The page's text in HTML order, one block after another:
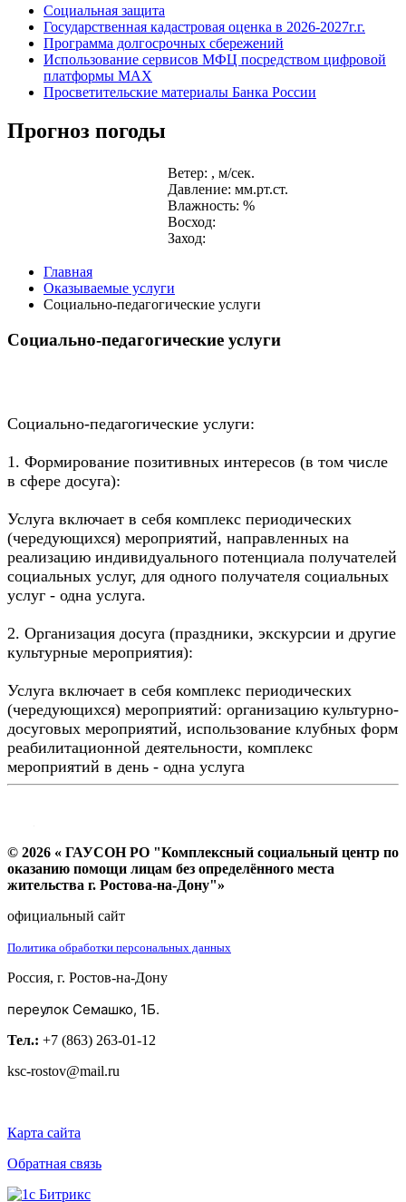
Социальная защита
Государственная кадастровая оценка в 2026-2027г.г.
Программа долгосрочных сбережений
Использование сервисов МФЦ посредством цифровой
платформы MAX
Просветительские материалы Банка России
Прогноз погоды
Ветер: , м/сек.
Давление: мм.рт.ст.
Влажность: %
Восход:
Заход:
Главная
Оказываемые услуги
Социально-педагогические услуги
Социально-педагогические услуги
Социально-педагогические услуги:
1. Формирование позитивных интересов (в том числе
в сфере досуга):
Услуга включает в себя комплекс периодических
(чередующихся) мероприятий, направленных на
реализацию индивидуального потенциала получателей
социальных услуг, для одного получателя социальных
услуг - одна услуга.
2. Организация досуга (праздники, экскурсии и другие
культурные мероприятия):
Услуга включает в себя комплекс периодических
(чередующихся) мероприятий: организацию культурно-
досуговых мероприятий, использование клубных форм
реабилитационной деятельности, комплекс
мероприятий в день - одна услуга
© 2026 « ГАУСОН РО "Комплексный социальный центр по
оказанию помощи лицам без определённого места
жительства г. Ростова-на-Дону"»
официальный сайт
Политика обработки персональных данных
Россия, г. Ростов-на-Дону
переулок Семашко, 1Б.
Тел.: +7 (863) 263-01-12
ksc-rostov@mail.ru
Карта сайта
Обратная связь